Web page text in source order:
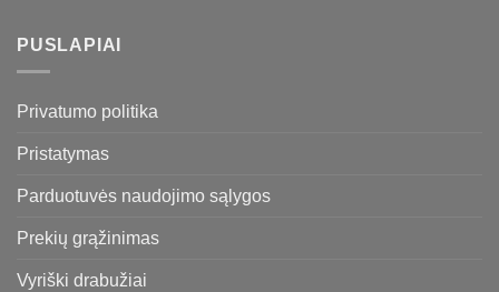
PUSLAPIAI
Privatumo politika
Pristatymas
Parduotuvės naudojimo sąlygos
Prekių grąžinimas
Vyriški drabužiai